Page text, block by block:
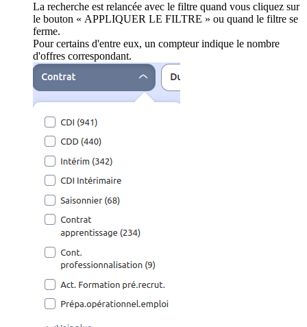
La recherche est relancée avec le filtre quand vous cliquez sur
le bouton « APPLIQUER LE FILTRE » ou quand le filtre se
ferme.
Pour certains d'entre eux, un compteur indique le nombre
d'offres correspondant.